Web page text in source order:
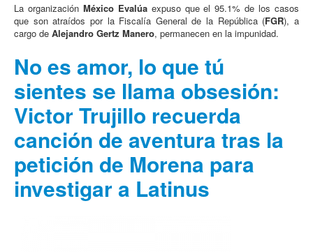
La organización México Evalúaexpuso que el 95.1% de los casos
que son atraídos por la Fiscalía General de la República (FGR), a
cargo de Alejandro Gertz Manero, permanecen en la impunidad.
No es amor, lo que tú
sientes se llama obsesión:
Victor Trujillo recuerda
canción de aventura tras la
petición de Morena para
investigar a Latinus